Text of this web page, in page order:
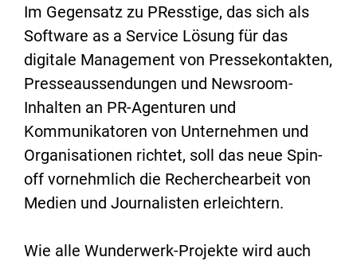
Im Gegensatz zu PResstige, das sich als
Software as a Service Lösung für das
digitale Management von Pressekontakten,
Presseaussendungen und Newsroom-
Inhalten an PR-Agenturen und
Kommunikatoren von Unternehmen und
Organisationen richtet, soll das neue Spin-
off vornehmlich die Recherchearbeit von
Medien und Journalisten erleichtern.
Wie alle Wunderwerk-Projekte wird auch